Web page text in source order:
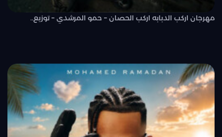
مهرجان اركب الدبابه اركب الحصان – حمو المرشدي – توزيع..